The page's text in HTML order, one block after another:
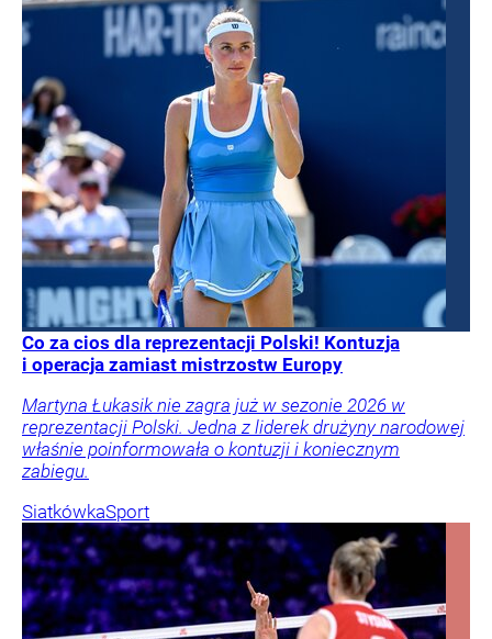
Co za cios dla reprezentacji Polski! Kontuzja
i operacja zamiast mistrzostw Europy
Martyna Łukasik nie zagra już w sezonie 2026 w
reprezentacji Polski. Jedna z liderek drużyny narodowej
właśnie poinformowała o kontuzji i koniecznym
zabiegu.
SiatkówkaSport